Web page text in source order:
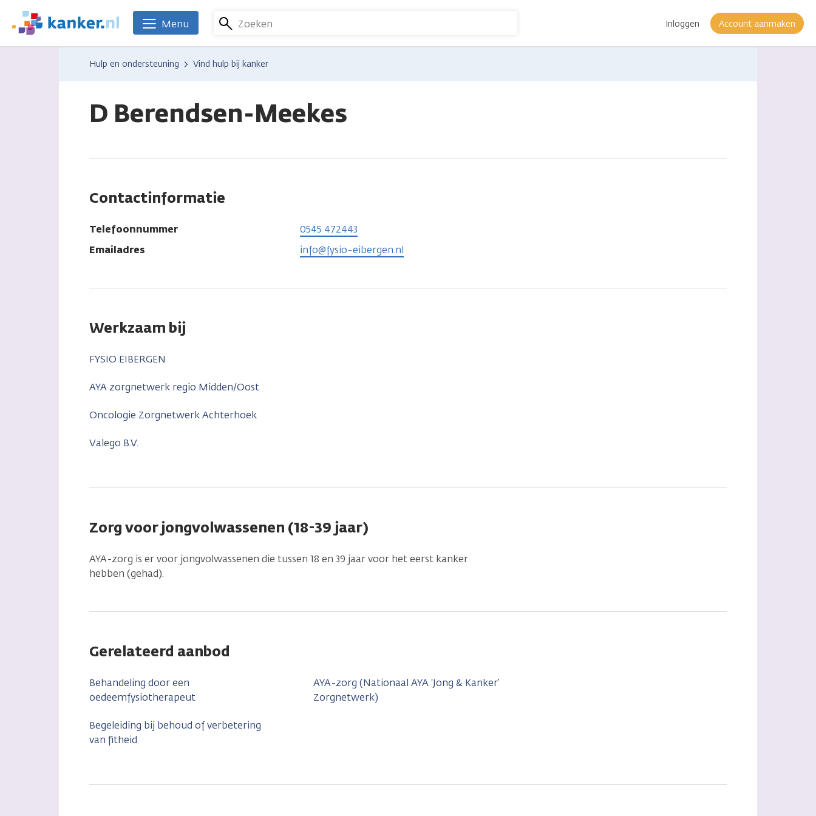
naar
We
zijn
Kanker.nl
Zoeken Inloggen Account aanmaken
Menu
Hulp en ondersteuning Vind hulp bij kanker
D Berendsen-Meekes
Contactinformatie
Telefoonnummer
0545 472443
Emailadres
info@fysio-eibergen.nl
Werkzaam bij
FYSIO EIBERGEN
AYA zorgnetwerk regio Midden/Oost
Oncologie Zorgnetwerk Achterhoek
Valego B.V.
Zorg voor jongvolwassenen (18-39 jaar)
AYA-zorg is er voor jongvolwassenen die tussen 18 en 39 jaar voor het eerst kanker
hebben (gehad).
Gerelateerd aanbod
Behandeling door een
oedeemfysiotherapeut
Begeleiding bij behoud of verbetering
van fitheid
AYA-zorg (Nationaal AYA ‘Jong & Kanker’
Zorgnetwerk)